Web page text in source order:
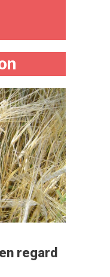
regard